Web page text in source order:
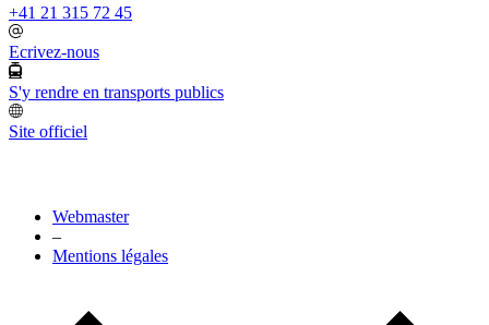
+41 21 315 72 45
Ecrivez-nous
S'y rendre en transports publics
Site officiel
Webmaster
–
Mentions légales